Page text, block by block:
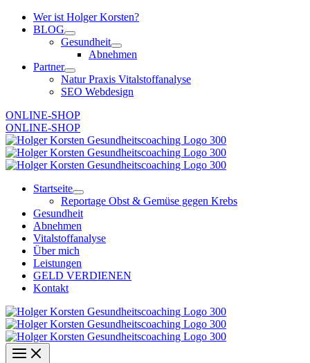
Zum
Inhalt
Wer ist Holger Korsten?
BLOG
Gesundheit
Abnehmen
Partner
Natur Praxis Vitalstoffanalyse
SEO Webdesign
ONLINE-SHOP
ONLINE-SHOP
Startseite
Reportage Obst & Gemüse gegen Krebs
Gesundheit
Abnehmen
Vitalstoffanalyse
Über mich
Leistungen
GELD VERDIENEN
Kontakt